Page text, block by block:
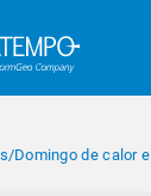
/Domingo de calor